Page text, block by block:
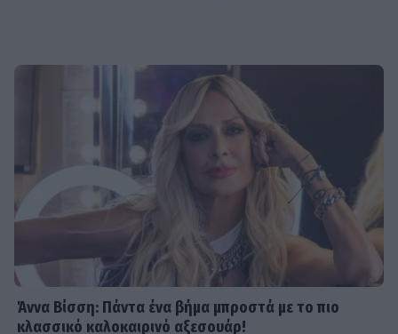
Ντούα Λίπα: Το 20λεπτο πρόγραμμα
για πέτρινους κοιλιακούς... χωρίς
SHOWBIZ
Κάρμεν Ρουγγέρη: «Πάντα αγαπούσα
τον εαυτό μου με τη μεγάλη μου
μύτη, με όλα»
Άννα Βίσση: Πάντα ένα βήμα μπροστά με το πιο
κλασσικό καλοκαιρινό αξεσουάρ!